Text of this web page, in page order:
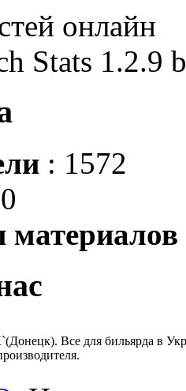
онлайн
: 1572
Все для бильярда в